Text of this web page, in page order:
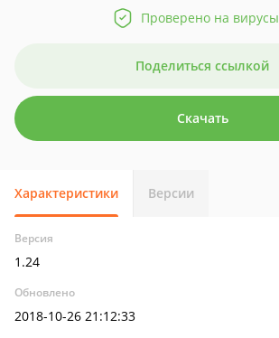
Проверено на вирусы
Поделиться ссылкой
Скачать
Характеристики Версии
Версия
1.24
Обновлено
2018-10-26 21:12:33